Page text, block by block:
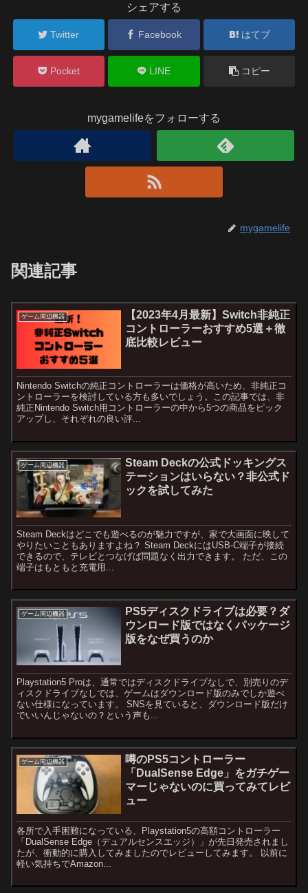
シェアする
Twitter Facebook はてブ
Pocket LINE コピー
mygamelifeをフォローする
mygamelife
関連記事
ゲーム周辺機器
【2023年4月最新】Switch非純正
コントローラーおすすめ5選＋徹
底比較レビュー
Nintendo Switchの純正コントローラーは価格が高いため、非純正コ
ントローラーを検討している方も多いでしょう。この記事では、非
純正Nintendo Switch用コントローラーの中から5つの商品をピック
アップし、それぞれの良い評...
ゲーム周辺機器
Steam Deckの公式ドッキングス
テーションはいらない？非公式ド
ックを試してみた
Steam Deckはどこでも遊べるのが魅力ですが、家で大画面に映して
やりたいこともありますよね？ Steam DeckにはUSB-C端子が接続
できるので、テレビとつなげば問題なく出力できます。 ただ、この
端子はもともと充電用...
ゲーム周辺機器
PS5ディスクドライブは必要？ダ
ウンロード版ではなくパッケージ
版をなぜ買うのか
Playstation5 Proは、通常ではディスクドライブなしで、別売りのデ
ィスクドライブなしでは、ゲームはダウンロード版のみでしか遊べ
ない仕様になっています。 SNSを見ていると、ダウンロード版だけ
でいいんじゃないの？という声も...
ゲーム周辺機器
噂のPS5コントローラー
「DualSense Edge」をガチゲー
マーじゃないのに買ってみてレビ
ュー
各所で入手困難になっている、Playstation5の高額コントローラー
「DualSense Edge（デュアルセンスエッジ）」が先日発売されまし
たが、衝動的に購入してみましたのでレビューしてみます。 以前に
軽い気持ちでAmazon...